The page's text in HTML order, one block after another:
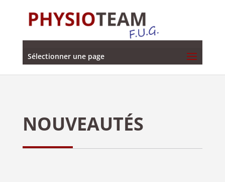
Sélectionner une page
NOUVEAUTÉS